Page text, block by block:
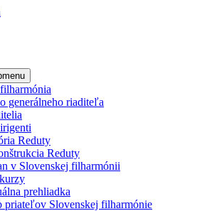
generálneho riaditeľa
Reduty
Reduty
v Slovenskej filharmónii
prehliadka
priateľov Slovenskej filharmónie